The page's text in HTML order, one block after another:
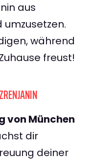
aus
umzusetzen.
während
freust!
von München
dir
deiner